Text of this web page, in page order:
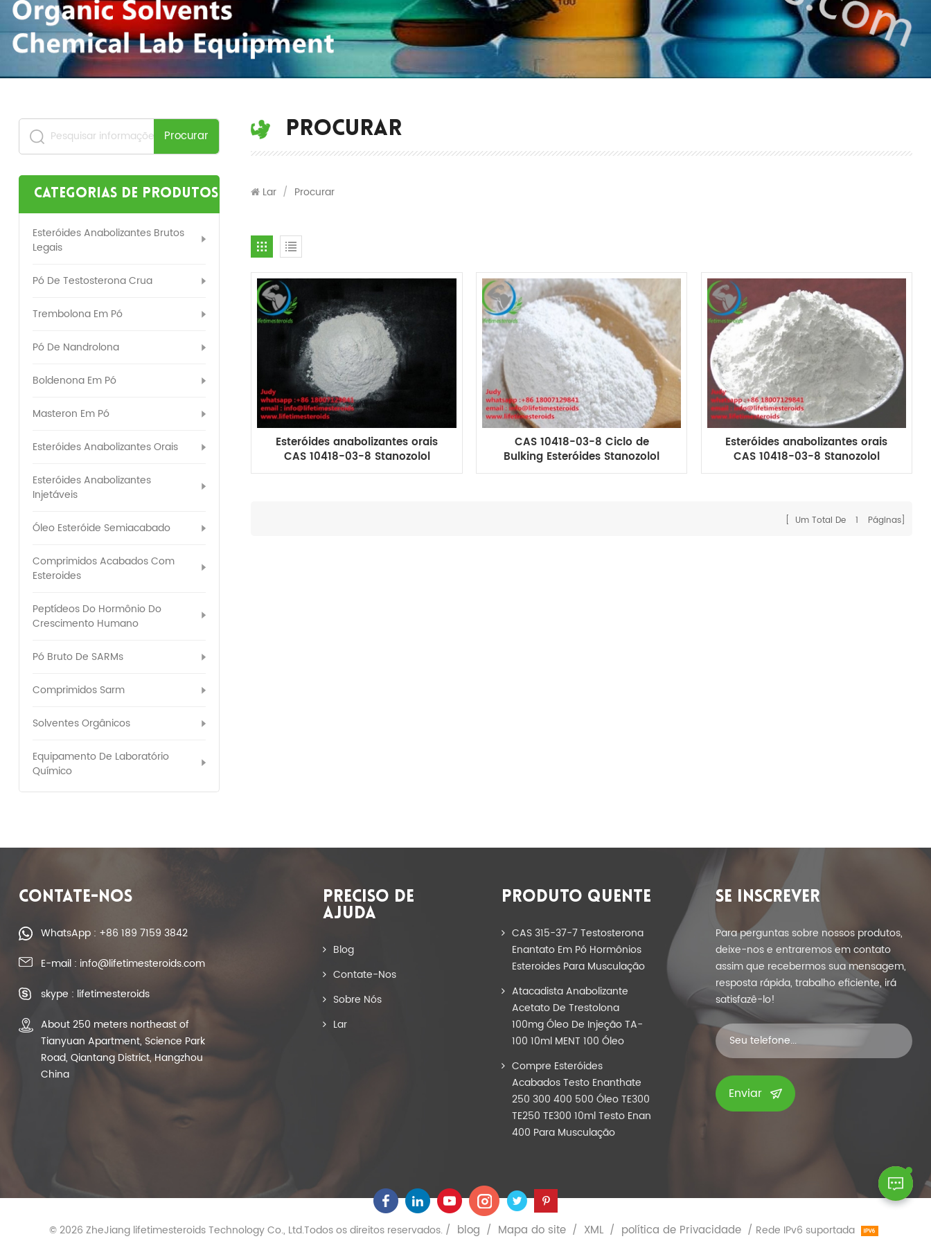
Procurar
Categorias de produtos
Esteróides Anabolizantes Brutos
Legais
Pó De Testosterona Crua
Trembolona Em Pó
Pó De Nandrolona
Boldenona Em Pó
Masteron Em Pó
Esteróides Anabolizantes Orais
Esteróides Anabolizantes
Injetáveis
Óleo Esteróide Semiacabado
Comprimidos Acabados Com
Esteroides
Peptídeos Do Hormônio Do
Crescimento Humano
Pó Bruto De SARMs
Comprimidos Sarm
Solventes Orgânicos
Equipamento De Laboratório
Químico
PROCURAR
Lar / Procurar
Esteróides anabolizantes orais
CAS 10418-03-8 Stanozolol
Winstrol winny para
CAS 10418-03-8 Ciclo de
Bulking Esteróides Stanozolol
Winstrol winny Queima de
Esteróides anabolizantes orais
CAS 10418-03-8 Stanozolol
Winstrol winny para
[ Um Total De 1 Páginas]
CONTATE-NOS
WhatsApp : +86 189 7159 3842
E-mail : info@lifetimesteroids.com
skype : lifetimesteroids
About 250 meters northeast of
Tianyuan Apartment, Science Park
Road, Qiantang District, Hangzhou
China
PRECISO DE
AJUDA
Blog
Contate-Nos
Sobre Nós
Lar
PRODUTO QUENTE
CAS 315-37-7 Testosterona
Enantato Em Pó Hormônios
Esteroides Para Musculação
Atacadista Anabolizante
Acetato De Trestolona
100mg Óleo De Injeção TA-
100 10ml MENT 100 Óleo
Compre Esteróides
Acabados Testo Enanthate
250 300 400 500 Óleo TE300
TE250 TE300 10ml Testo Enan
400 Para Musculação
SE INSCREVER
Para perguntas sobre nossos produtos,
deixe-nos e entraremos em contato
assim que recebermos sua mensagem,
resposta rápida, trabalho eficiente, irá
satisfazê-lo!
Enviar
© 2026 ZheJiang lifetimesteroids Technology Co., Ltd.Todos os direitos reservados. / blog / Mapa do site / XML / política de Privacidade / Rede IPv6 suportada